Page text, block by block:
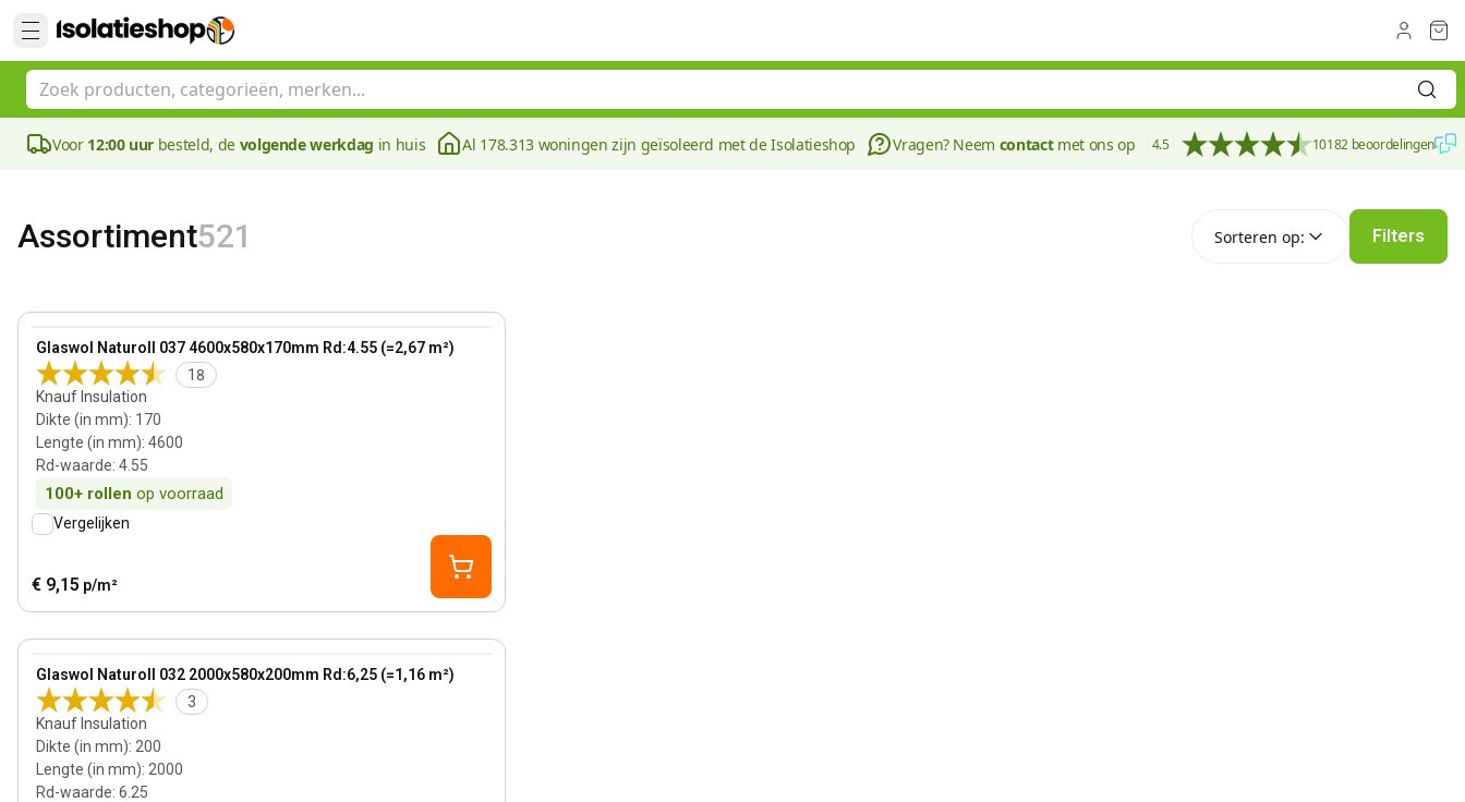
Voor 12:00 uur besteld, de volgende werkdag in huis Al 178.313 woningen zijn geïsoleerd met de Isolatieshop Vragen? Neem contactmet ons op 4.5 10182 beoordelingen
Assortiment521 Sorteren op: Filters
Bestseller
Glaswol Naturoll 037 4600x580x170mm Rd:4.55 (=2,67 m²)
18
Knauf Insulation
Dikte (in mm): 170
Lengte (in mm): 4600
Rd-waarde: 4.55
100+ rollen op voorraad
View product
Vergelijken
€ 9,15 p/m²
Glaswol Naturoll 032 2000x580x200mm Rd:6,25 (=1,16 m²)
3
Knauf Insulation
Dikte (in mm): 200
Lengte (in mm): 2000
Rd-waarde: 6.25
View product